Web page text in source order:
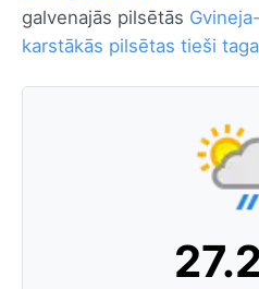
galvenajās pilsētās
karstākās pilsētas tieši